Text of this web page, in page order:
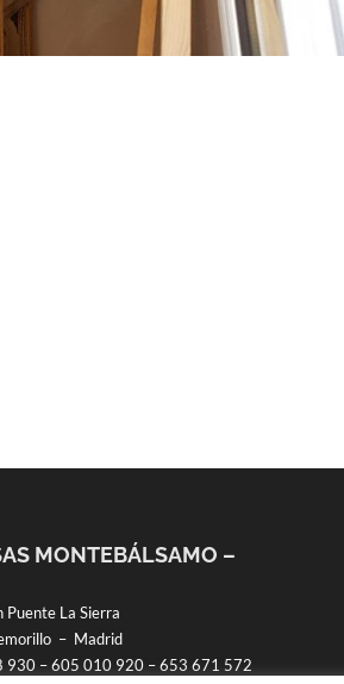
MONTEBÁLSAMO –
Puente La Sierra
– Madrid
930–605 010 920–653 671 572